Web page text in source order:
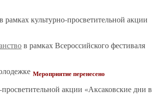
культурно-просветительной акции
в рамках Всероссийского фестиваля
Мероприятие перенесено
акции «Аксаковские дни в